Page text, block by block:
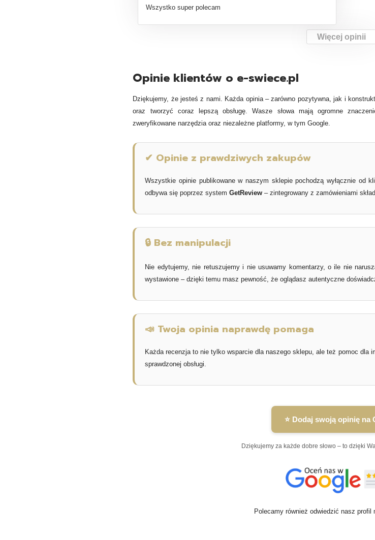
Wszystko super polecam
Więcej opinii
Opinie klientów o e-swiece.pl
Dziękujemy, że jesteś z nami. Każda opinia – zarówno pozytywna, jak i
oraz tworzyć coraz lepszą obsługę. Wasze słowa mają ogromne
zweryfikowane narzędzia oraz niezależne platformy, w tym Google.
✔ Opinie z prawdziwych zakupów
Wszystkie opinie publikowane w naszym sklepie pochodzą wyłącznie od
odbywa się poprzez systemGetReview – zintegrowany z zamówieniami
🔒 Bez manipulacji
Nie edytujemy, nie retuszujemy i nie usuwamy komentarzy, o ile nie
wystawione – dzięki temu masz pewność, że oglądasz autentyczne
📣 Twoja opinia naprawdę pomaga
Każda recenzja to nie tylko wsparcie dla naszego sklepu, ale też pomoc dla
sprawdzonej obsługi.
⭐ Dodaj swoją opinię na
Dziękujemy za każde dobre słowo – to dzięki
Polecamy również odwiedzić nasz profil